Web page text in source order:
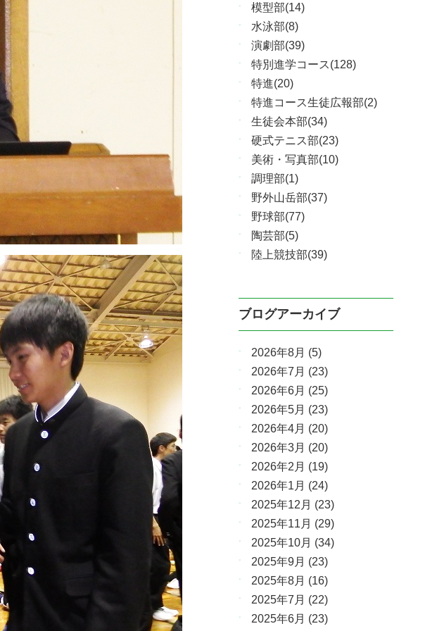
模型部(14)
水泳部(8)
演劇部(39)
特別進学コース(128)
特進(20)
特進コース生徒広報部(2)
生徒会本部(34)
硬式テニス部(23)
美術・写真部(10)
調理部(1)
野外山岳部(37)
野球部(77)
陶芸部(5)
陸上競技部(39)
ブログアーカイブ
2026年8月 (5)
2026年7月 (23)
2026年6月 (25)
2026年5月 (23)
2026年4月 (20)
2026年3月 (20)
2026年2月 (19)
2026年1月 (24)
2025年12月 (23)
2025年11月 (29)
2025年10月 (34)
2025年9月 (23)
2025年8月 (16)
2025年7月 (22)
2025年6月 (23)